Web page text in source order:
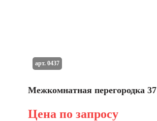
Межкомнатная перегородка 37
Цена по запросу
арт. 0437